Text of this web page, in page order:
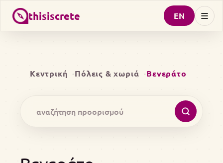
thisiscrete EN
Κεντρική Πόλεις & χωριά Βενεράτο